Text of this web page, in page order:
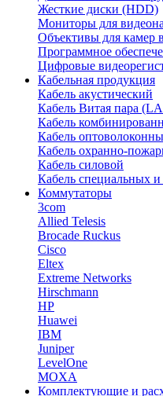
Жесткие диски (HDD)
Мониторы для
Объективы для камер
Программное
Цифровые
Кабельная продукция
Кабель акустический
Кабель Витая пара
Кабель
Кабель
Кабель охранно-
Кабель силовой
Кабель специальных
Коммутаторы
3com
Allied Telesis
Brocade Ruckus
Cisco
Eltex
Extreme Networks
Hirschmann
HP
Huawei
IBM
Juniper
LevelOne
MOXA
Комплектующие и